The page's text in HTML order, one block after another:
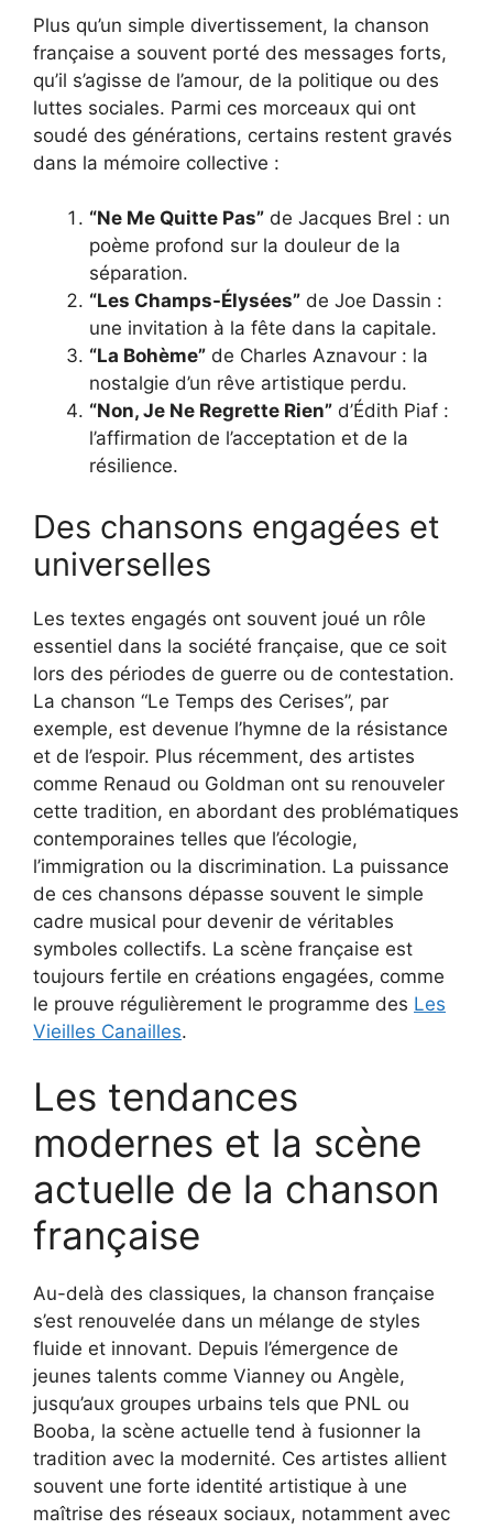
Plus qu’un simple divertissement, la chanson
française a souvent porté des messages forts,
qu’il s’agisse de l’amour, de la politique ou des
luttes sociales. Parmi ces morceaux qui ont
soudé des générations, certains restent gravés
dans la mémoire collective :
“Ne Me Quitte Pas” de Jacques Brel : un
poème profond sur la douleur de la
séparation.
“Les Champs-Élysées” de Joe Dassin :
une invitation à la fête dans la capitale.
“La Bohème” de Charles Aznavour : la
nostalgie d’un rêve artistique perdu.
“Non, Je Ne Regrette Rien” d’Édith Piaf :
l’affirmation de l’acceptation et de la
résilience.
Des chansons engagées et
universelles
Les textes engagés ont souvent joué un rôle
essentiel dans la société française, que ce soit
lors des périodes de guerre ou de contestation.
La chanson “Le Temps des Cerises”, par
exemple, est devenue l’hymne de la résistance
et de l’espoir. Plus récemment, des artistes
comme Renaud ou Goldman ont su renouveler
cette tradition, en abordant des problématiques
contemporaines telles que l’écologie,
l’immigration ou la discrimination. La puissance
de ces chansons dépasse souvent le simple
cadre musical pour devenir de véritables
symboles collectifs. La scène française est
toujours fertile en créations engagées, comme
le prouve régulièrement le programme des Les
Vieilles Canailles.
Les tendances
modernes et la scène
actuelle de la chanson
française
Au-delà des classiques, la chanson française
s’est renouvelée dans un mélange de styles
fluide et innovant. Depuis l’émergence de
jeunes talents comme Vianney ou Angèle,
jusqu’aux groupes urbains tels que PNL ou
Booba, la scène actuelle tend à fusionner la
tradition avec la modernité. Ces artistes allient
souvent une forte identité artistique à une
maîtrise des réseaux sociaux, notamment avec